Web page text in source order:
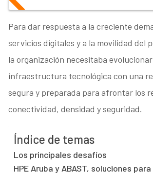
Para dar respuesta a la creciente
servicios digitales y a la movilidad del
la organización necesitaba
infraestructura tecnológica con una
segura y preparada para afrontar los
conectividad, densidad y seguridad.
Índice de temas
Los principales desafíos
HPE Aruba y ABAST, soluciones